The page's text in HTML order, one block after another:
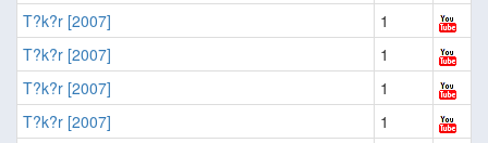
T?k?r [2007]
1
T?k?r [2007]
1
T?k?r [2007]
1
T?k?r [2007]
1